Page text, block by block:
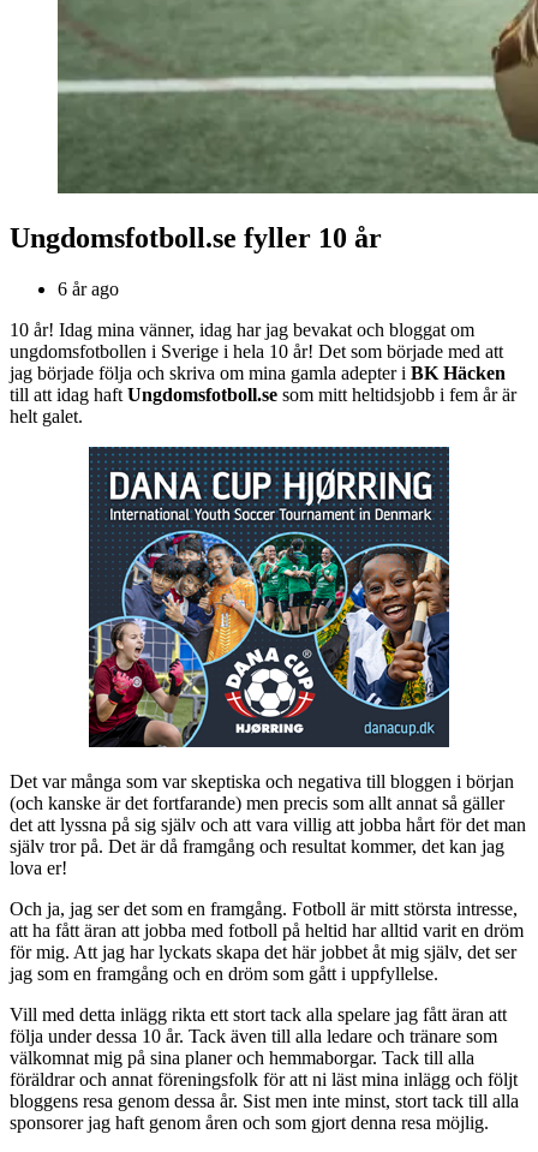
Ungdomsfotboll.se fyller 10 år
6 år ago
10 år! Idag mina vänner, idag har jag bevakat och bloggat om
ungdomsfotbollen i Sverige i hela 10 år! Det som började med att
jag började följa och skriva om mina gamla adepter i BK Häcken
till att idag haft Ungdomsfotboll.se som mitt heltidsjobb i fem år är
helt galet.
Det var många som var skeptiska och negativa till bloggen i början
(och kanske är det fortfarande) men precis som allt annat så gäller
det att lyssna på sig själv och att vara villig att jobba hårt för det man
själv tror på. Det är då framgång och resultat kommer, det kan jag
lova er!
Och ja, jag ser det som en framgång. Fotboll är mitt största intresse,
att ha fått äran att jobba med fotboll på heltid har alltid varit en dröm
för mig. Att jag har lyckats skapa det här jobbet åt mig själv, det ser
jag som en framgång och en dröm som gått i uppfyllelse.
Vill med detta inlägg rikta ett stort tack alla spelare jag fått äran att
följa under dessa 10 år. Tack även till alla ledare och tränare som
välkomnat mig på sina planer och hemmaborgar. Tack till alla
föräldrar och annat föreningsfolk för att ni läst mina inlägg och följt
bloggens resa genom dessa år. Sist men inte minst, stort tack till alla
sponsorer jag haft genom åren och som gjort denna resa möjlig.